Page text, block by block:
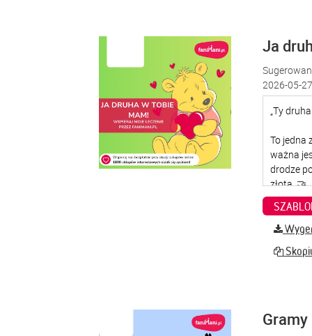
Ja
2026-05-